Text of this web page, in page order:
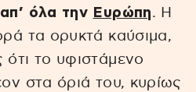
όλα την Ευρώπη. Η
τα ορυκτά καύσιμα,
το υφιστάμενο
στα όριά του, κυρίως